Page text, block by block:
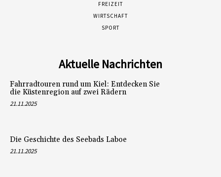
FREIZEIT
WIRTSCHAFT
SPORT
Aktuelle Nachrichten
Fahrradtouren rund um Kiel: Entdecken Sie
die Küstenregion auf zwei Rädern
21.11.2025
Die Geschichte des Seebads Laboe
21.11.2025